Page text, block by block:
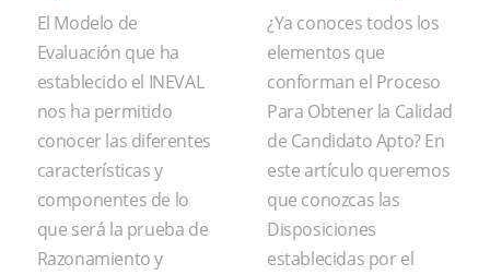
El Modelo de
Evaluación que ha
establecido el INEVAL
nos ha permitido
conocer las diferentes
características y
componentes de lo
que será la prueba de
Razonamiento y
¿Ya conoces todos los
elementos que
conforman el Proceso
Para Obtener la Calidad
de Candidato Apto? En
este artículo queremos
que conozcas las
Disposiciones
establecidas por el